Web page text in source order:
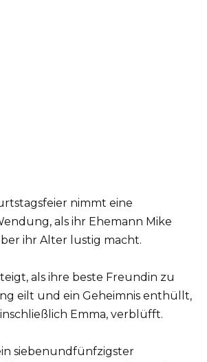
nimmt eine
als ihr Ehemann Mike
ihr Alter lustig macht.
als ihre beste Freundin zu
eilt und ein Geheimnis enthüllt,
Emma, verblüfft.
siebenundfünfzigster